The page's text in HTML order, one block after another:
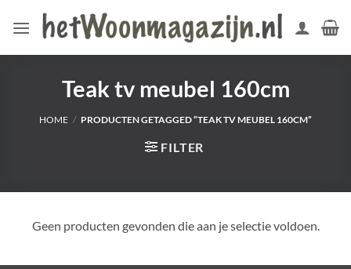
naar
Teak tv meubel 160cm
HOME / PRODUCTEN GETAGGED “TEAK TV MEUBEL 160CM”
FILTER
Geen producten gevonden die aan je selectie voldoen.